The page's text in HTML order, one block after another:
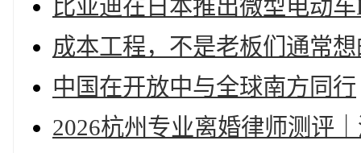
比亚迪在日本推出微型电动车
成本工程，不是老板们通常
中国在开放中与全球南方同行
2026杭州专业离婚律师测评